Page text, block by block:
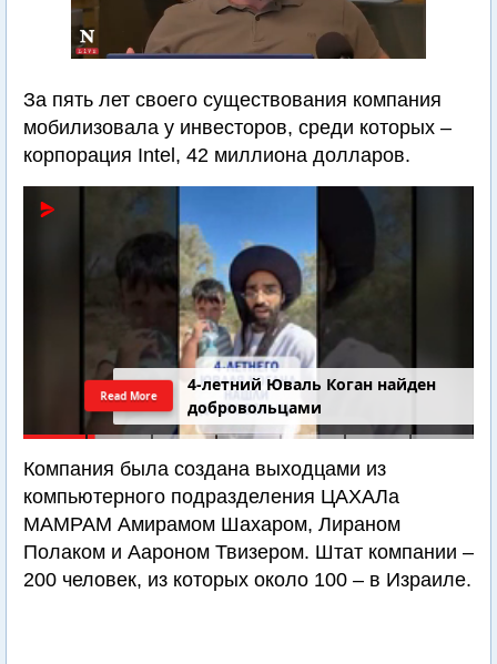
За пять лет своего существования компания
мобилизовала у инвесторов, среди которых –
корпорация Intel, 42 миллиона долларов.
4-летний Юваль Коган найден
добровольцами
Read More
Компания была создана выходцами из
компьютерного подразделения ЦАХАЛа
МАМРАМ Амирамом Шахаром, Лираном
Полаком и Аароном Твизером. Штат компании –
200 человек, из которых около 100 – в Израиле.